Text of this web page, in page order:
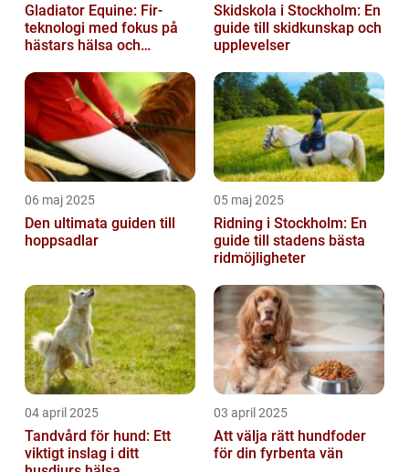
Gladiator Equine: Fir-
teknologi med fokus på
hästars hälsa och
Skidskola i Stockholm: En
guide till skidkunskap och
upplevelser
06 maj 2025
Den ultimata guiden till
hoppsadlar
05 maj 2025
Ridning i Stockholm: En
guide till stadens bästa
ridmöjligheter
04 april 2025
Tandvård för hund: Ett
viktigt inslag i ditt
03 april 2025
Att välja rätt hundfoder
för din fyrbenta vän